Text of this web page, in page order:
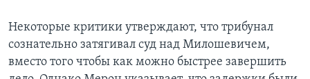
Некоторые критики утверждают, что трибунал
сознательно затягивал суд над Милошевичем,
вместо того чтобы как можно быстрее завершить